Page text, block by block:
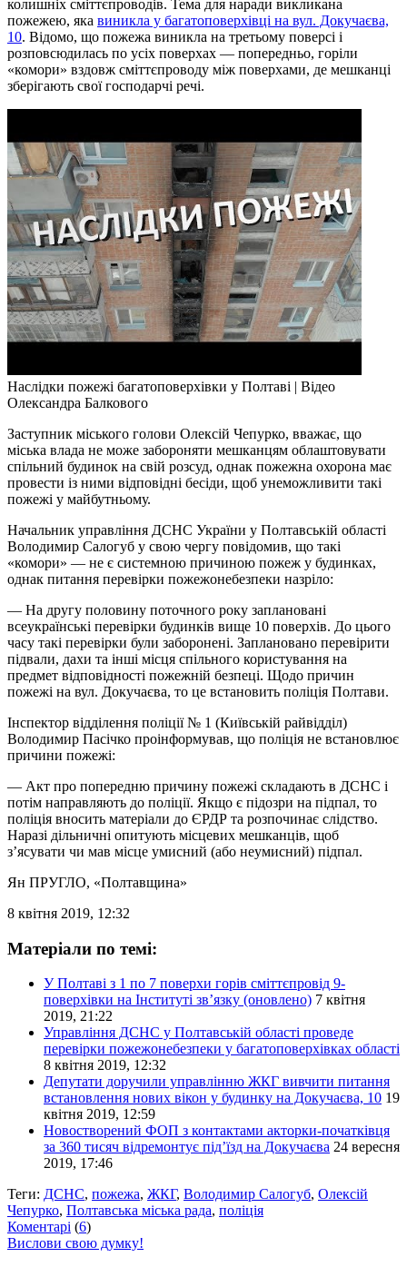
колишніх сміттєпроводів. Тема для наради викликана
пожежею, яка виникла у багатоповерхівці на вул. Докучаєва,
10. Відомо, що пожежа виникла на третьому поверсі і
розповсюдилась по усіх поверхах — попередньо, горіли
«комори» вздовж сміттєпроводу між поверхами, де мешканці
зберігають свої господарчі речі.
Наслідки пожежі багатоповерхівки у Полтаві | Відео
Олександра Балкового
Заступник міського голови Олексій Чепурко, вважає, що
міська влада не може забороняти мешканцям облаштовувати
спільний будинок на свій розсуд, однак пожежна охорона має
провести із ними відповідні бесіди, щоб унеможливити такі
пожежі у майбутньому.
Начальник управління ДСНС України у Полтавській області
Володимир Салогуб у свою чергу повідомив, що такі
«комори» — не є системною причиною пожеж у будинках,
однак питання перевірки пожежонебезпеки назріло:
— На другу половину поточного року заплановані
всеукраїнські перевірки будинків вище 10 поверхів. До цього
часу такі перевірки були заборонені. Заплановано перевірити
підвали, дахи та інші місця спільного користування на
предмет відповідності пожежній безпеці. Щодо причин
пожежі на вул. Докучаєва, то це встановить поліція Полтави.
Інспектор відділення поліції № 1 (Київській райвідділ)
Володимир Пасічко проінформував, що поліція не встановлює
причини пожежі:
— Акт про попередню причину пожежі складають в ДСНС і
потім направляють до поліції. Якщо є підозри на підпал, то
поліція вносить матеріали до ЄРДР та розпочинає слідство.
Наразі дільничні опитують місцевих мешканців, щоб
з’ясувати чи мав місце умисний (або неумисний) підпал.
Ян ПРУГЛО, «Полтавщина»
8 квітня 2019, 12:32
Матеріали по темі:
У Полтаві з 1 по 7 поверхи горів сміттєпровід 9-
поверхівки на Інституті зв’язку (оновлено) 7 квітня
2019, 21:22
Управління ДСНС у Полтавській області проведе
перевірки пожежонебезпеки у багатоповерхівках області
8 квітня 2019, 12:32
Депутати доручили управлінню ЖКГ вивчити питання
встановлення нових вікон у будинку на Докучаєва, 10 19
квітня 2019, 12:59
Новостворений ФОП з контактами акторки-початківця
за 360 тисяч відремонтує під’їзд на Докучаєва 24 вересня
2019, 17:46
Теги: ДСНС, пожежа, ЖКГ, Володимир Салогуб, Олексій
Чепурко, Полтавська міська рада, поліція
Коментарі (6)
Вислови свою думку!